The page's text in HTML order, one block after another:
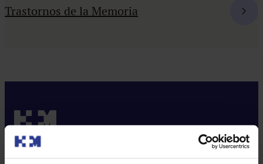
Trastornos de la Memoria